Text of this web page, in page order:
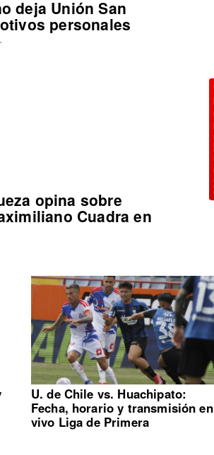
deja Unión San
personales
opina sobre
Cuadra en
U. de Chile vs. Huachipato:
Fecha, horario y transmisión en
vivo Liga de Primera